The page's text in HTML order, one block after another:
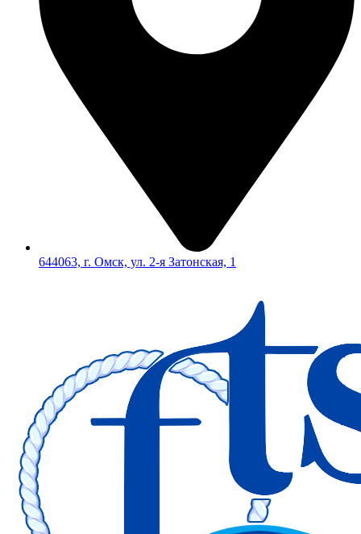
644063, г. Омск, ул. 2-я Затонская, 1